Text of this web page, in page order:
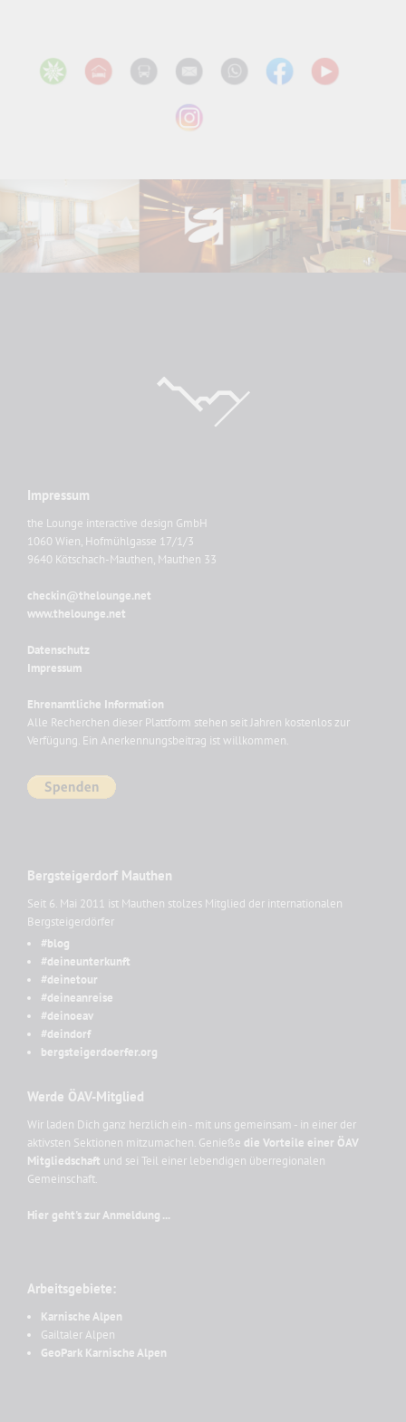
Impressum
the Lounge interactive design GmbH
1060 Wien, Hofmühlgasse 17/1/3
9640 Kötschach-Mauthen, Mauthen 33
checkin@thelounge.net
www.thelounge.net
Datenschutz
Impressum
Ehrenamtliche Information
Alle Recherchen dieser Plattform stehen seit Jahren kostenlos zur
Verfügung. Ein Anerkennungsbeitrag ist willkommen.
Bergsteigerdorf Mauthen
Seit 6. Mai 2011 ist Mauthen stolzes Mitglied der internationalen
Bergsteigerdörfer
#blog
#deineunterkunft
#deinetour
#deineanreise
#deinoeav
#deindorf
bergsteigerdoerfer.org
Werde ÖAV-Mitglied
Wir laden Dich ganz herzlich ein - mit uns gemeinsam - in einer der
aktivsten Sektionen mitzumachen. Genieße die Vorteile einer ÖAV
Mitgliedschaft und sei Teil einer lebendigen überregionalen
Gemeinschaft.
Hier geht's zur Anmeldung ...
Arbeitsgebiete:
Karnische Alpen
Gailtaler Alpen
GeoPark Karnische Alpen